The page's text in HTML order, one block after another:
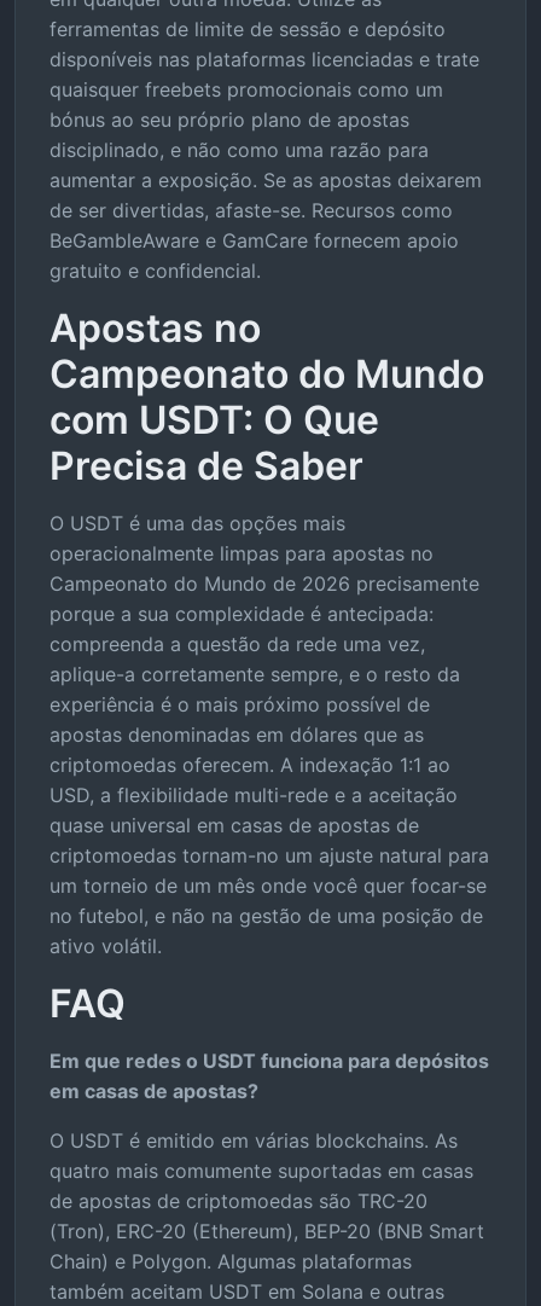
ferramentas de limite de sessão e depósito
disponíveis nas plataformas licenciadas e trate
quaisquer freebets promocionais como um
bónus ao seu próprio plano de apostas
disciplinado, e não como uma razão para
aumentar a exposição. Se as apostas deixarem
de ser divertidas, afaste-se. Recursos como
BeGambleAware e GamCare fornecem apoio
gratuito e confidencial.
Apostas no
Campeonato do Mundo
com USDT: O Que
Precisa de Saber
O USDT é uma das opções mais
operacionalmente limpas para apostas no
Campeonato do Mundo de 2026 precisamente
porque a sua complexidade é antecipada:
compreenda a questão da rede uma vez,
aplique-a corretamente sempre, e o resto da
experiência é o mais próximo possível de
apostas denominadas em dólares que as
criptomoedas oferecem. A indexação 1:1 ao
USD, a flexibilidade multi-rede e a aceitação
quase universal em casas de apostas de
criptomoedas tornam-no um ajuste natural para
um torneio de um mês onde você quer focar-se
no futebol, e não na gestão de uma posição de
ativo volátil.
FAQ
Em que redes o USDT funciona para depósitos
em casas de apostas?
O USDT é emitido em várias blockchains. As
quatro mais comumente suportadas em casas
de apostas de criptomoedas são TRC-20
(Tron), ERC-20 (Ethereum), BEP-20 (BNB Smart
Chain) e Polygon. Algumas plataformas
também aceitam USDT em Solana e outras